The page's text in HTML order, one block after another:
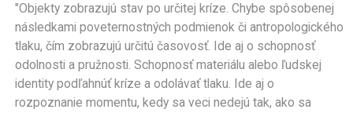
"Objekty zobrazujú stav po určitej kríze. Chybe spôsobenej
následkami poveternostných podmienok či antropologického
tlaku, čím zobrazujú určitú časovosť. Ide aj o schopnosť
odolnosti a pružnosti. Schopnosť materiálu alebo ľudskej
identity podľahnúť kríze a odolávať tlaku. Ide aj o
rozpoznanie momentu, kedy sa veci nedejú tak, ako sa